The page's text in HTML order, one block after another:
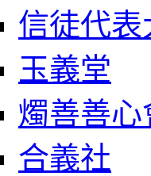
信徒代表
玉義堂
燭善善心
合義社